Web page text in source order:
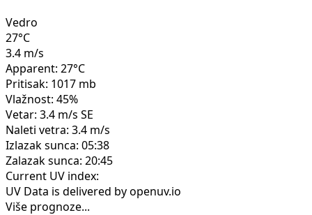
Vedro
27°C
3.4 m/s
Apparent: 27°C
Pritisak: 1017 mb
Vlažnost: 45%
Vetar: 3.4 m/s SE
Naleti vetra: 3.4 m/s
Izlazak sunca: 05:38
Zalazak sunca: 20:45
Current UV index:
UV Data is delivered by openuv.io
Više prognoze...